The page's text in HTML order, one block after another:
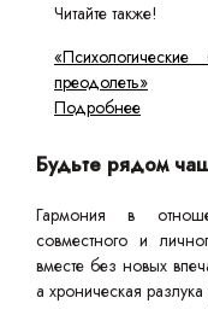
Читайте также!
преодолеть»
Подробнее
Будьте рядом
Гармония в
совместного и
вместе без новых
а хроническая